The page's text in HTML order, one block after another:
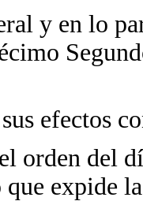
y en lo
efectos
orden del
expide